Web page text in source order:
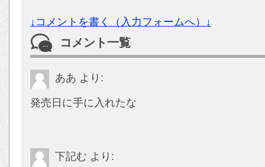
↓コメントを書く（入力フォームへ）↓
コメント一覧
ああ より:
発売日に手に入れたな
下記む より: